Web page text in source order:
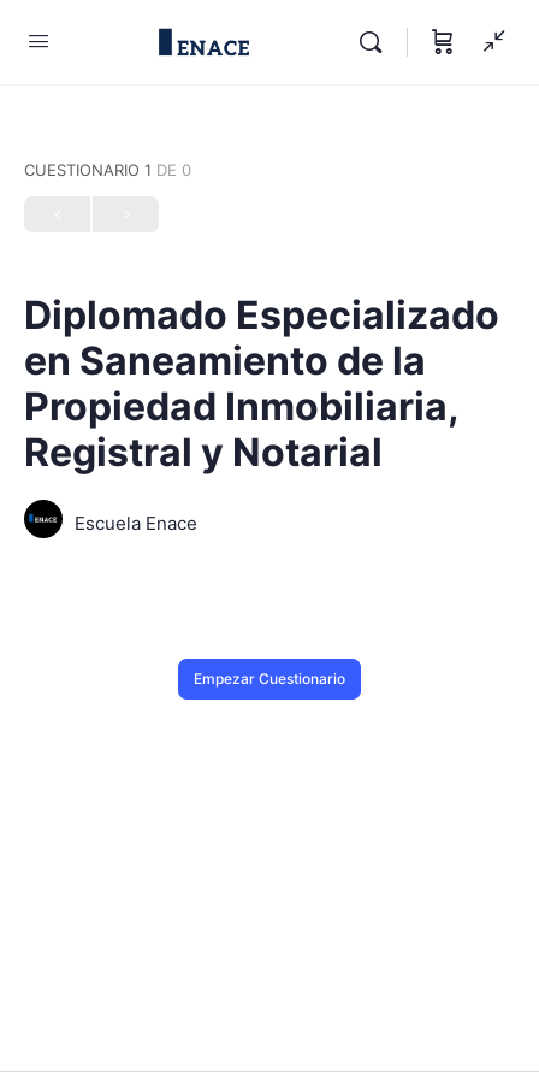
CUESTIONARIO 1 DE 0
Diplomado Especializado
en Saneamiento de la
Propiedad Inmobiliaria,
Registral y Notarial
Escuela Enace